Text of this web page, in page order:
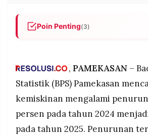
IKUTI
Poin Penting(3)
persen (2025), menjadikan
Madura.
Capaian ini hasil kerja kolaboratif
dengan pendataan akurat
kemampuan memenuhi
, PAMEKASAN–
Statistik (BPS) Pamekasan
kemiskinan mengalami
persen pada tahun 2024
pada tahun 2025. Penurunan